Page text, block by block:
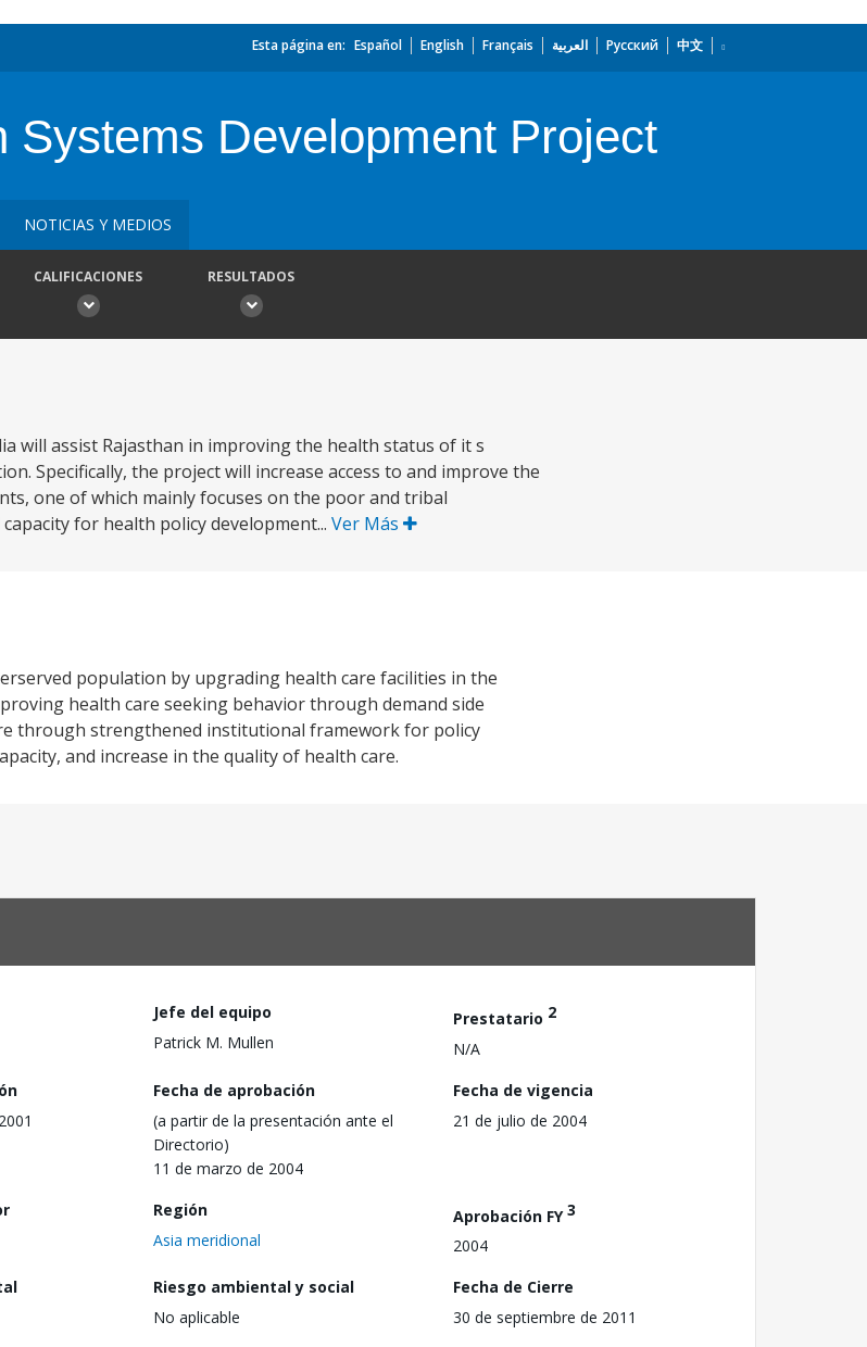
Esta página en: Español English Français العربية Русский 中文
Systems Development Project
NOTICIAS Y MEDIOS
CALIFICACIONES RESULTADOS
will assist Rajasthan in improving the health status of it s
Specifically, the project will increase access to and improve the
one of which mainly focuses on the poor and tribal
for health policy development... Ver Más
population by upgrading health care facilities in the
health care seeking behavior through demand side
through strengthened institutional framework for policy
and increase in the quality of health care.
Jefe del equipo
Patrick M. Mullen
Prestatario 2
N/A
Fecha de aprobación
(a partir de la presentación ante el
Directorio)
11 de marzo de 2004
Fecha de vigencia
21 de julio de 2004
Región
Asia meridional
Aprobación FY3
2004
Riesgo ambiental y social
No aplicable
Fecha de Cierre
30 de septiembre de 2011